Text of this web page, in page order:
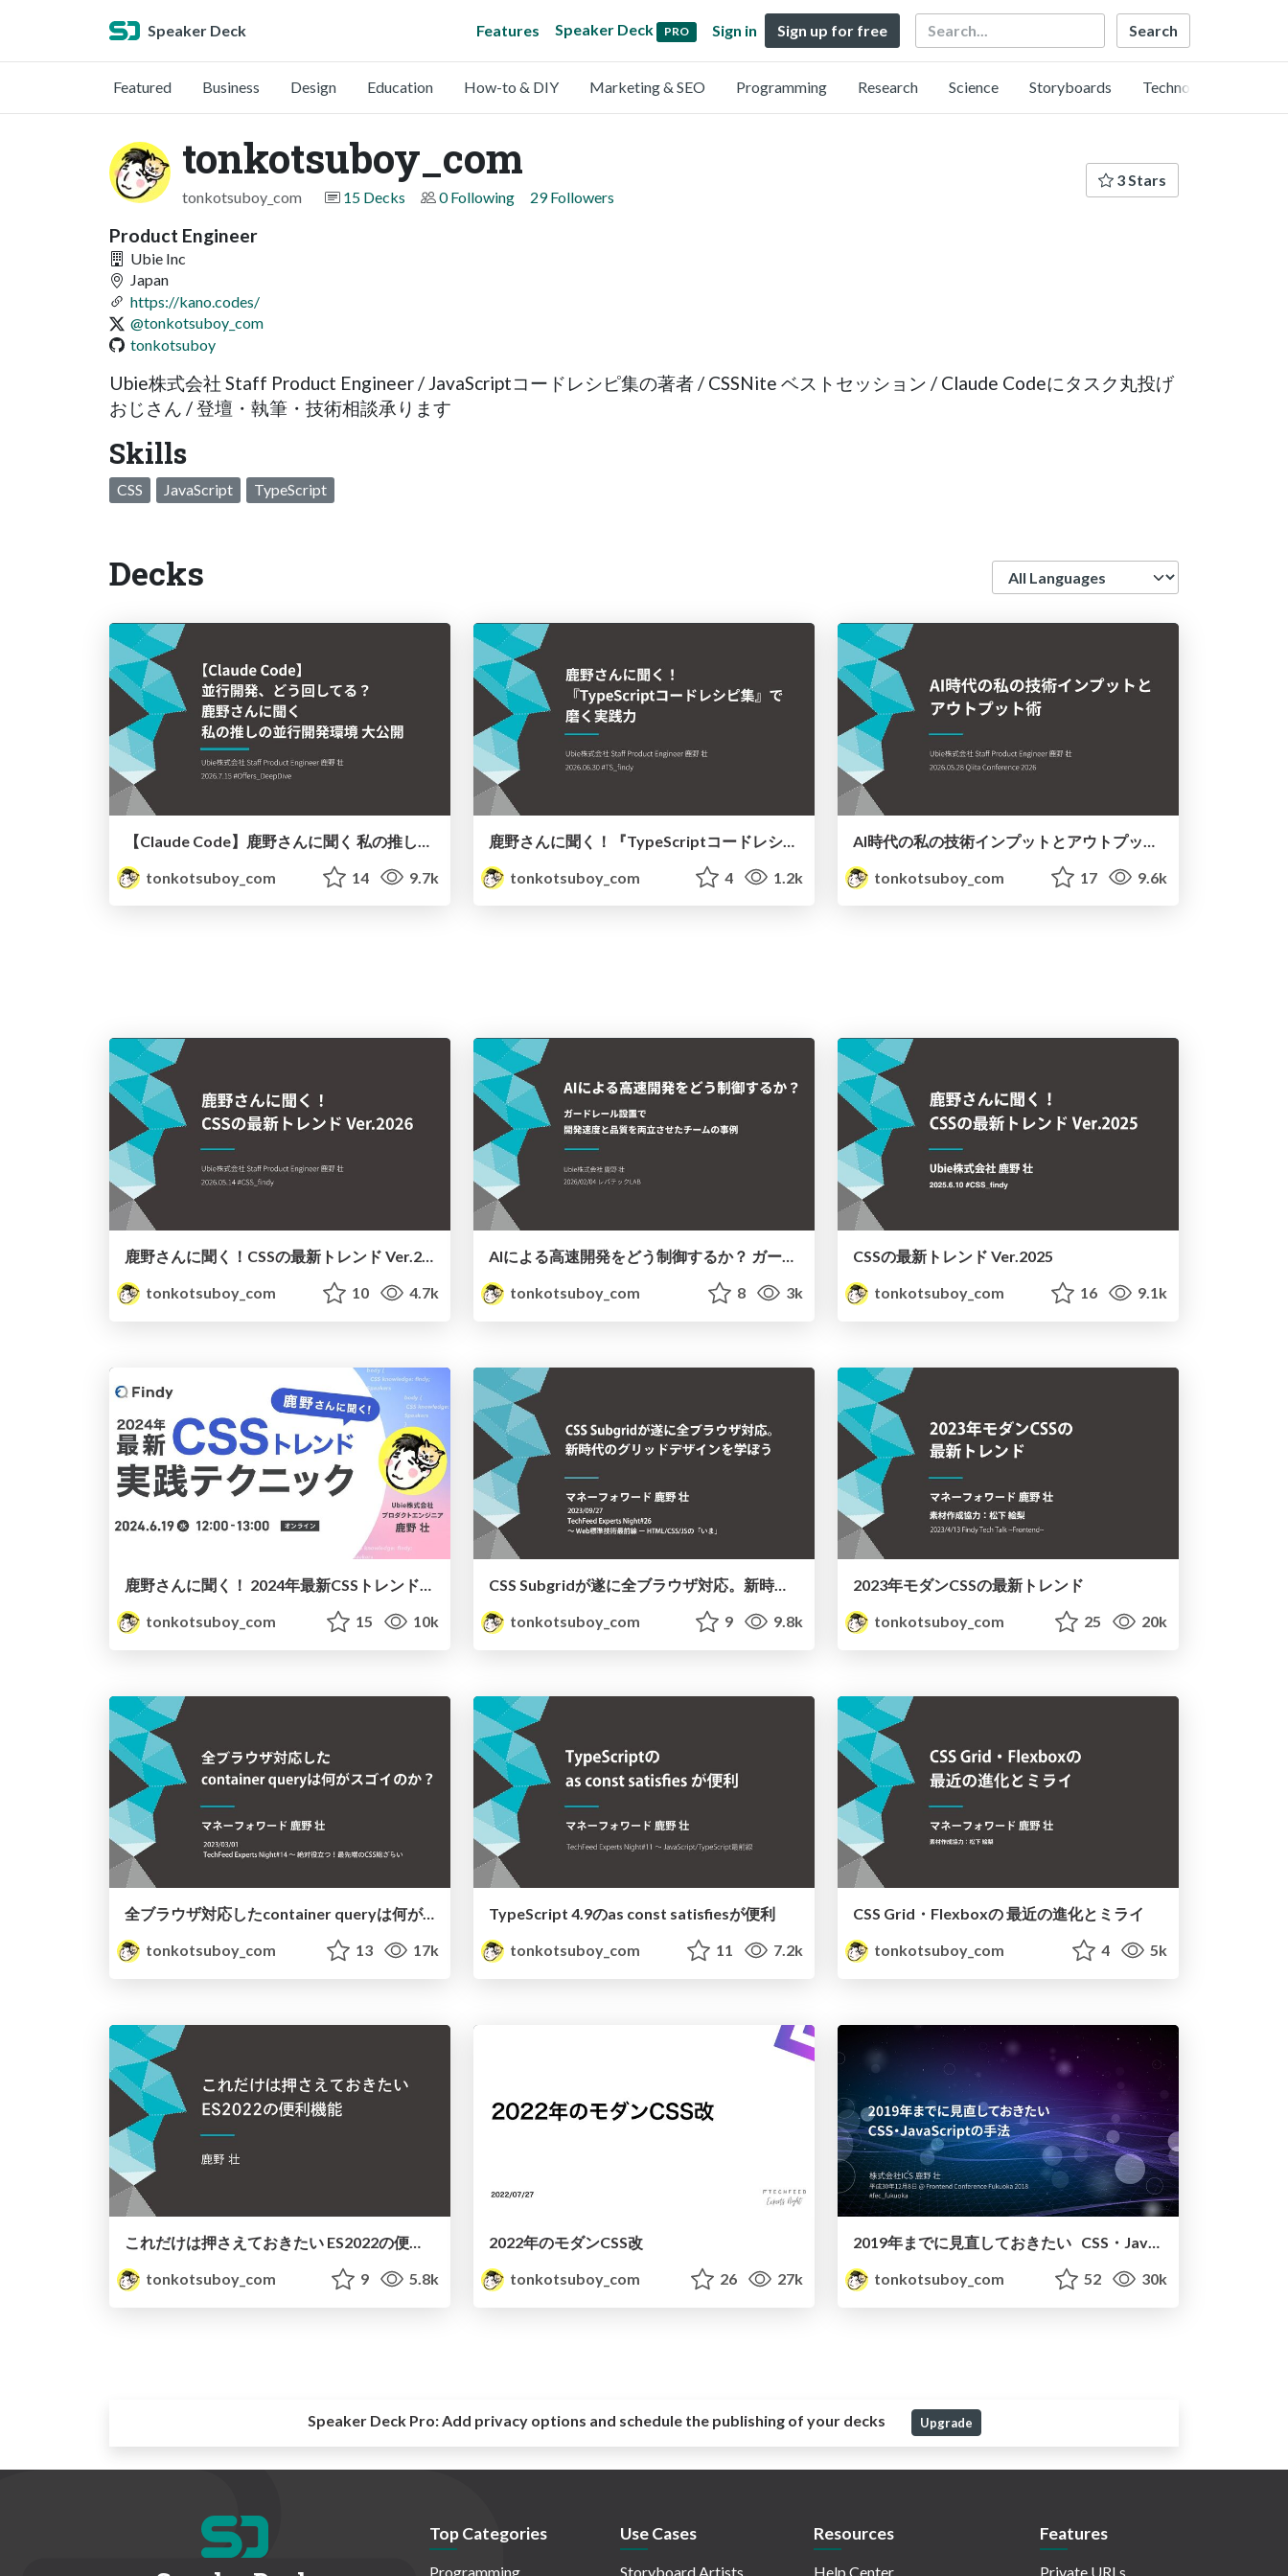
Speaker Deck Features Speaker Deck PRO Sign in Sign up for free Search
Featured Business Design Education How-to & DIY Marketing & SEO Programming Research Science Storyboards Technology
tonkotsuboy_com
tonkotsuboy_com 15 Decks 0 Following 29 Followers
3 Stars
Product Engineer
Ubie Inc
Japan
https://kano.codes/
@tonkotsuboy_com
tonkotsuboy
Ubie株式会社 Staff Product Engineer / JavaScriptコードレシピ集の著者 / CSSNite ベストセッション / Claude Codeにタスク丸投げ
おじさん / 登壇・執筆・技術相談承ります
Skills
CSS JavaScript TypeScript
Decks
tonkotsuboy_com
14 9.7k
tonkotsuboy_com
4 1.2k
tonkotsuboy_com
17 9.6k
tonkotsuboy_com
10 4.7k
tonkotsuboy_com
8 3k
CSSの最新トレンド Ver.2025
tonkotsuboy_com
16 9.1k
tonkotsuboy_com
15 10k
CSS Subgridが遂に全ブラウザ対応。新時代のグリッドデザインを学ぼう
tonkotsuboy_com
9 9.8k
2023年モダンCSSの最新トレンド
tonkotsuboy_com
25 20k
全ブラウザ対応したcontainer queryは何がスゴイのか？
tonkotsuboy_com
13 17k
TypeScript 4.9のas const satisfiesが便利
tonkotsuboy_com
11 7.2k
CSS Grid・Flexboxの 最近の進化とミライ
tonkotsuboy_com
4 5k
これだけは押さえておきたい ES2022の便利機能
tonkotsuboy_com
9 5.8k
2022年のモダンCSS改
tonkotsuboy_com
26 27k
2019年までに見直しておきたい CSS・JavaScriptの手法
tonkotsuboy_com
52 30k
Speaker Deck Pro:Add privacy options and schedule the publishing of your decks Upgrade
Top Categories
Programming
Use Cases
Storyboard Artists
Resources
Help Center
Features
Private URLs